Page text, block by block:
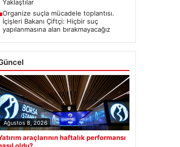
Yaklaştılar
Organize suçla mücadele toplantısı.
İçişleri Bakanı Çiftçi: Hiçbir suç
yapılanmasına alan bırakmayacağız
Ağustos 8, 2026
araçlarının haftalık performansı